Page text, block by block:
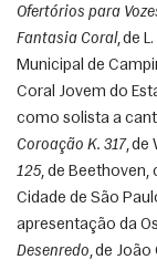
Ofertórios para
Fantasia Coral, de
Municipal de
Coral Jovem do
como solista a
Coroação K. 317,
125, de Beethoven,
Cidade de São
Desenredo, de